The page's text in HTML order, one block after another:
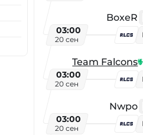
BoxeR
03:00
20 сен
Team Falcons
03:00
20 сен
Nwpo
03:00
20 сен